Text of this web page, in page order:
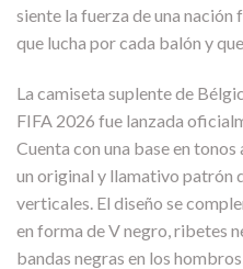
siente la fuerza de una
que lucha por cada balón y
La camiseta suplente de
FIFA 2026 fue lanzada
Cuenta con una base en
un original y llamativo patrón
verticales. El diseño se
en forma de V negro, ribetes
bandas negras en los